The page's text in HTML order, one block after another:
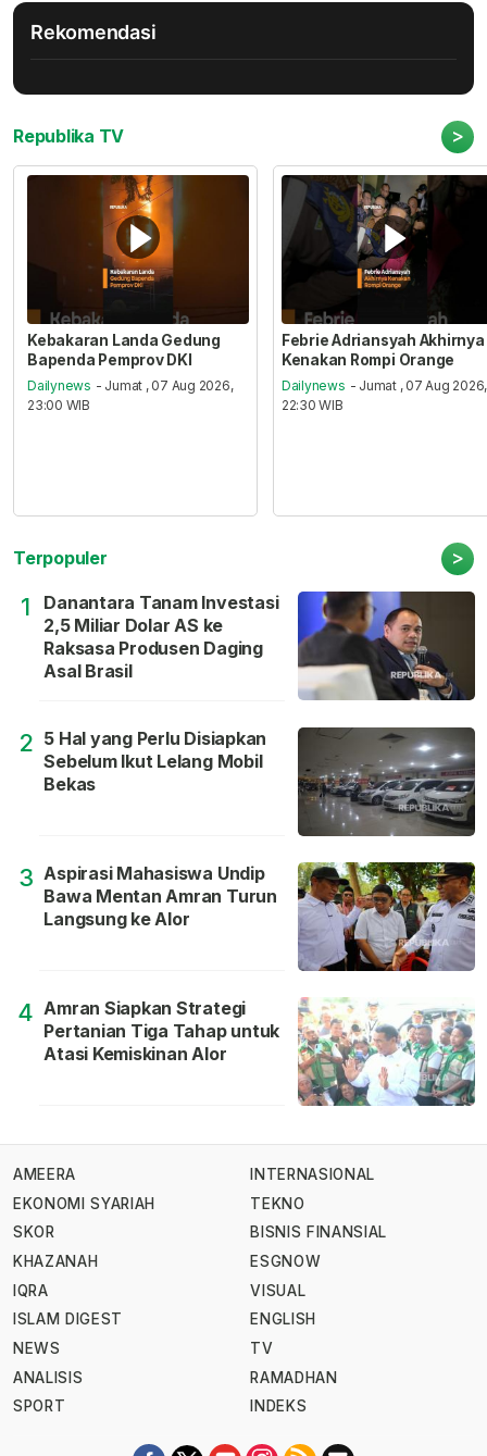
Rekomendasi
Republika TV >
Kebakaran Landa Gedung
Bapenda Pemprov DKI
Dailynews - Jumat , 07 Aug 2026,
23:00 WIB
Febrie Adriansyah Akhirnya
Kenakan Rompi Orange
Dailynews - Jumat , 07 Aug 2026,
22:30 WIB
Terpopuler >
1
Danantara Tanam Investasi
2,5 Miliar Dolar AS ke
Raksasa Produsen Daging
Asal Brasil
2 5 Hal yang Perlu Disiapkan
Sebelum Ikut Lelang Mobil
Bekas
3 Aspirasi Mahasiswa Undip
Bawa Mentan Amran Turun
Langsung ke Alor
4 Amran Siapkan Strategi
Pertanian Tiga Tahap untuk
Atasi Kemiskinan Alor
AMEERA
EKONOMI SYARIAH
SKOR
KHAZANAH
IQRA
ISLAM DIGEST
NEWS
ANALISIS
SPORT
INTERNASIONAL
TEKNO
BISNIS FINANSIAL
ESGNOW
VISUAL
ENGLISH
TV
RAMADHAN
INDEKS